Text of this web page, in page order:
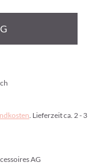
. Lieferzeit ca. 2 - 3
AG